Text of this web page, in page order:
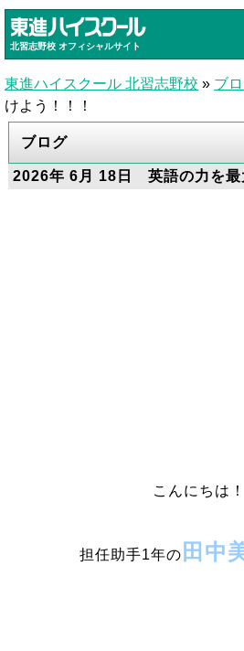
北習志野校 オフィシャルサイト
東進ハイスクール 北習志野校 » ブ
けよう！！！
ブログ
2026年 6月 18日 英語の力を最
こんにちは！
担任助手1年の 田中